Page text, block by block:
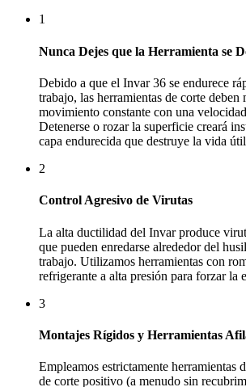
1
Nunca Dejes que la Herramienta se
Debido a que el Invar 36 se endurece
trabajo, las herramientas de corte deben
movimiento constante con una
Detenerse o rozar la superficie creará
capa endurecida que destruye la vida
2
Control Agresivo de Virutas
La alta ductilidad del Invar produce
que pueden enredarse alrededor del
trabajo. Utilizamos herramientas con
refrigerante a alta presión para forzar la
3
Montajes Rígidos y Herramientas
Empleamos estrictamente herramientas
de corte positivo (a menudo sin